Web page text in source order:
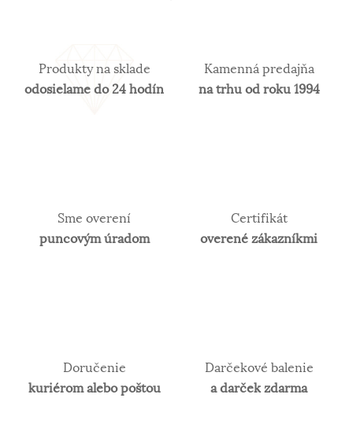
Produkty na sklade
odosielame do 24 hodín
Kamenná predajňa
na trhu od roku 1994
Sme overení
puncovým úradom
Certifikát
overené zákazníkmi
Doručenie
kuriérom alebo poštou
Darčekové balenie
a darček zdarma